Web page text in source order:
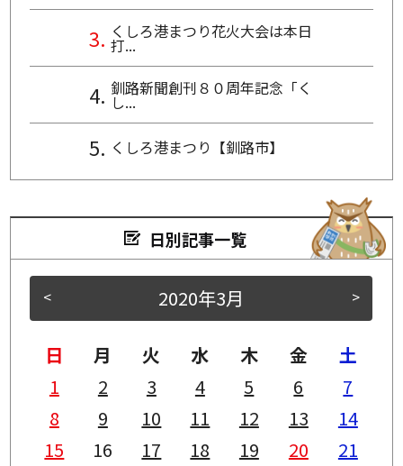
くしろ港まつり花火大会は本日
打...
釧路新聞創刊８０周年記念「く
し...
くしろ港まつり【釧路市】
日別記事一覧
< >
2020年3月
日 月 火 水 木 金
土
1
2 3 4 5 6
7
8
9 10 11 12 13
14
15
16 17 18 19 20
21